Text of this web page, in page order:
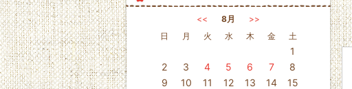
<< 8月
>>
日
月 火 水 木 金 土
1
2
3 4 5 6 7
8
9
10 11 12 13 14
15